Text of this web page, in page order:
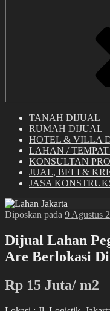
TANAH DIJUAL
RUMAH DIJUAL
HOTEL & VILLA
LAHAN /
KONSULTAN
JUAL, BELI &
JASA
Diposkan pada 9 Agustus
Dijual Lahan
Are Berlokasi
Rp 15 Juta/ m2